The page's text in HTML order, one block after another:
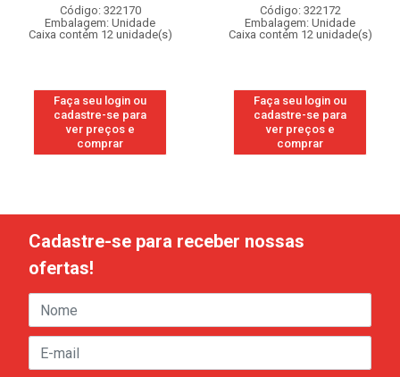
Código: 322170
Embalagem: Unidade
Caixa contém 12 unidade(s)
Faça seu login ou
cadastre-se para
ver preços e
comprar
Código: 322172
Embalagem: Unidade
Caixa contém 12 unidade(s)
Faça seu login ou
cadastre-se para
ver preços e
comprar
Cadastre-se para receber nossas
ofertas!